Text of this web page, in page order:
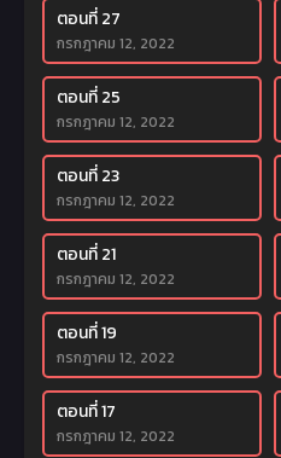
ตอนที่ 27
กรกฎาคม 12, 2022
ตอนที่ 25
กรกฎาคม 12, 2022
ตอนที่ 23
กรกฎาคม 12, 2022
ตอนที่ 21
กรกฎาคม 12, 2022
ตอนที่ 19
กรกฎาคม 12, 2022
ตอนที่ 17
กรกฎาคม 12, 2022